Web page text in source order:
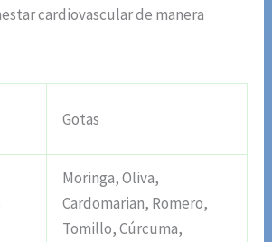
cardiovascular de manera
Gotas
Moringa, Oliva,
Cardomarian, Romero,
Tomillo, Cúrcuma,